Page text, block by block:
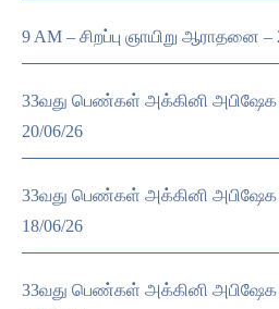
9 AM – சிறப்பு ஞாயிறு ஆராதனை –
33வது பெண்கள் அக்கினி அபிஷேக
20/06/26
33வது பெண்கள் அக்கினி அபிஷேக
18/06/26
33வது பெண்கள் அக்கினி அபிஷேக